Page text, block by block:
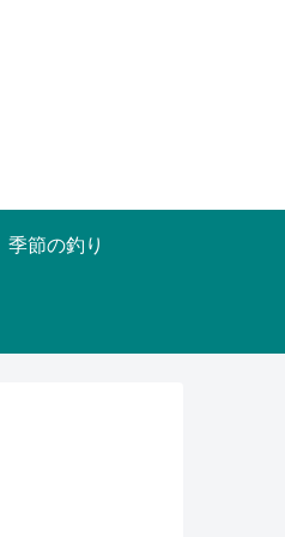
季節の釣り